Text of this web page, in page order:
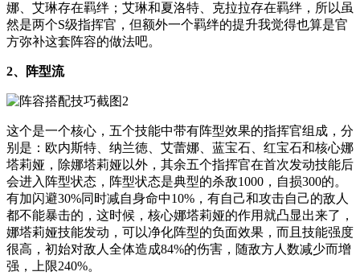
娜、艾琳存在羁绊；艾琳和夏洛特、克拉拉存在羁绊，所以虽
然是两个S级指挥官，但额外一个羁绊的提升我觉得也算是官
方弥补这套阵容的做法吧。
2、阵型流
这个是一个核心，五个技能中带有阵型效果的指挥官组成，分
别是：欧内斯特、纳兰徳、艾蕾娜、蓝宝石、红宝石和核心娜
塔莉娅，除娜塔莉娅以外，其余五个指挥官在首次发动技能后
会进入阵型状态，阵型状态是典型的杀敌1000，自损300的。
有加闪避30%同时减自身命中10%，有自己和攻击自己的敌人
都不能暴击的，这时候，核心娜塔莉娅的作用就凸显出来了，
娜塔莉娅技能发动，可以净化阵型的负面效果，而且技能强度
很高，初始对敌人全体造成84%的伤害，随敌方人数减少而增
强，上限240%。